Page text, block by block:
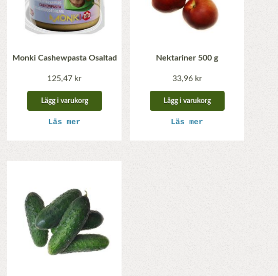
Monki Cashewpasta Osaltad
125,47 kr
Lägg i varukorg
Läs mer
Nektariner 500 g
33,96 kr
Lägg i varukorg
Läs mer